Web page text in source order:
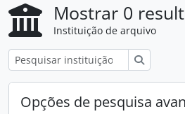
Mostrar 0
Instituição de arquivo
Opções de pesquisa